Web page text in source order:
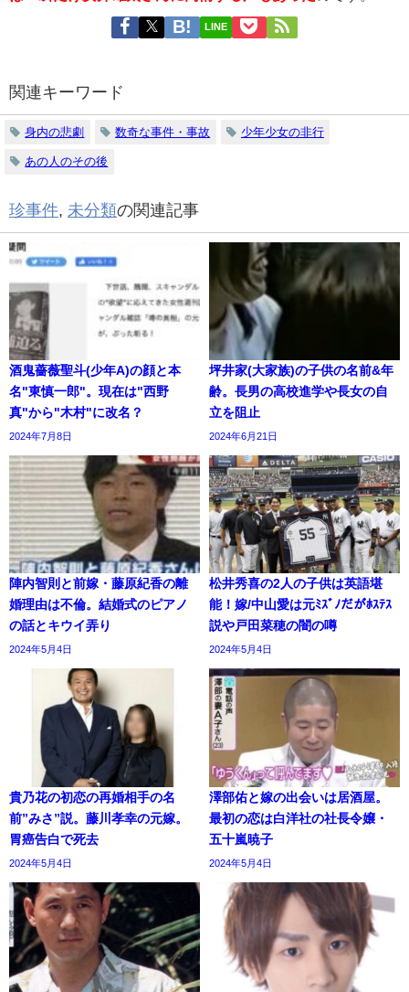
LINE
関連キーワード
身内の悲劇 数奇な事件・事故 少年少女の非行
あの人のその後
珍事件, 未分類の関連記事
酒鬼薔薇聖斗(少年A)の顔と本
名"東慎一郎"。現在は"西野
真"から"木村"に改名？
2024年7月8日
坪井家(大家族)の子供の名前&年
齢。長男の高校進学や長女の自
立を阻止
2024年6月21日
陣内智則と前嫁・藤原紀香の離
婚理由は不倫。結婚式のピアノ
の話とキウイ弄り
2024年5月4日
松井秀喜の2人の子供は英語堪
能！嫁/中山愛は元ﾐｽﾞﾉだがﾎｽﾃｽ
説や戸田菜穂の闇の噂
2024年5月4日
貴乃花の初恋の再婚相手の名
前”みさ”説。藤川孝幸の元嫁。
胃癌告白で死去
2024年5月4日
澤部佑と嫁の出会いは居酒屋。
最初の恋は白洋社の社長令嬢・
五十嵐暁子
2024年5月4日